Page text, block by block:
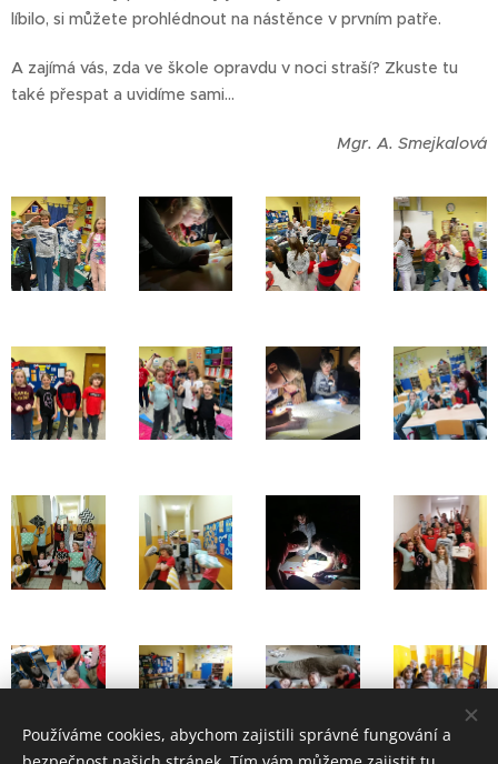
líbilo, si můžete prohlédnout na nástěnce v prvním patře.
A zajímá vás, zda ve škole opravdu v noci straší? Zkuste tu
také přespat a uvidíme sami...
Mgr. A. Smejkalová
Používáme cookies, abychom zajistili správné fungování a